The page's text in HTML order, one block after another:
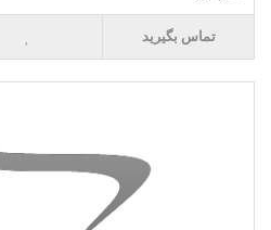
تماس بگیرید